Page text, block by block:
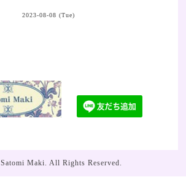
2023-08-08 (Tue)
Satomi Maki. All Rights Reserved.